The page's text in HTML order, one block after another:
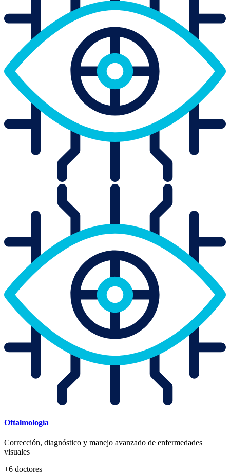
Oftalmología
Corrección, diagnóstico y manejo avanzado de enfermedades
visuales
+6 doctores